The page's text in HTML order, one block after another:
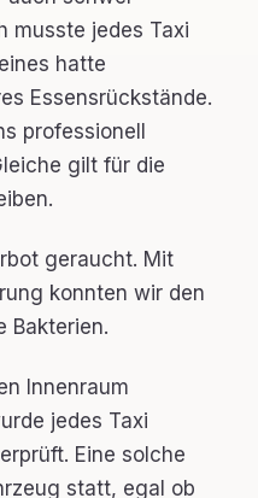
musste jedes Taxi
hatte
Essensrückstände.
professionell
gilt für die
geraucht. Mit
konnten wir den
Bakterien.
Innenraum
jedes Taxi
Eine solche
statt, egal ob